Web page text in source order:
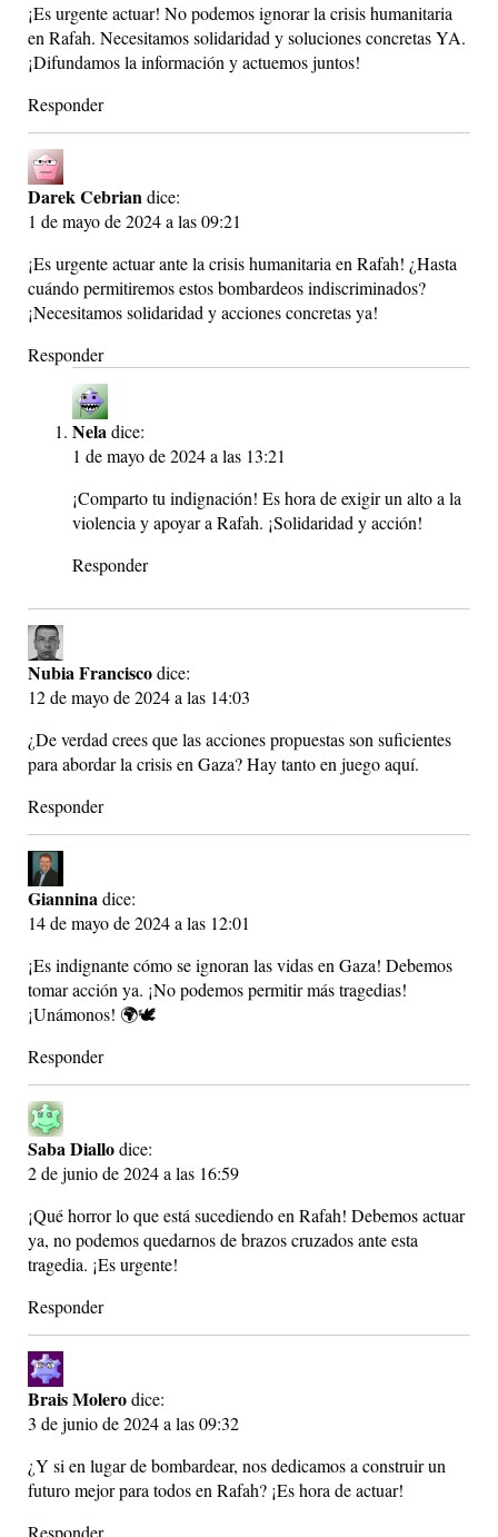
¡Es urgente actuar! No podemos ignorar la crisis humanitaria
en Rafah. Necesitamos solidaridad y soluciones concretas YA.
¡Difundamos la información y actuemos juntos!
Responder
Darek Cebriandice:
1 de mayo de 2024 a las 09:21
¡Es urgente actuar ante la crisis humanitaria en Rafah! ¿Hasta
cuándo permitiremos estos bombardeos indiscriminados?
¡Necesitamos solidaridad y acciones concretas ya!
Responder
Neladice:
1 de mayo de 2024 a las 13:21
¡Comparto tu indignación! Es hora de exigir un alto a la
violencia y apoyar a Rafah. ¡Solidaridad y acción!
Responder
Nubia Franciscodice:
12 de mayo de 2024 a las 14:03
¿De verdad crees que las acciones propuestas son suficientes
para abordar la crisis en Gaza? Hay tanto en juego aquí.
Responder
Gianninadice:
14 de mayo de 2024 a las 12:01
¡Es indignante cómo se ignoran las vidas en Gaza! Debemos
tomar acción ya. ¡No podemos permitir más tragedias!
¡Unámonos! 🌍🕊️
Responder
Saba Diallodice:
2 de junio de 2024 a las 16:59
¡Qué horror lo que está sucediendo en Rafah! Debemos actuar
ya, no podemos quedarnos de brazos cruzados ante esta
tragedia. ¡Es urgente!
Responder
Brais Molerodice:
3 de junio de 2024 a las 09:32
¿Y si en lugar de bombardear, nos dedicamos a construir un
futuro mejor para todos en Rafah? ¡Es hora de actuar!
Responder